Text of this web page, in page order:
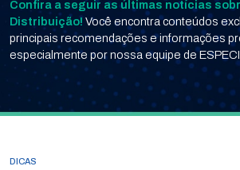
Confira a seguir as últimas notícias
Distribuição!Você encontra conteúdos
principais recomendações e informações
especialmente por nossa equipe de
DICAS